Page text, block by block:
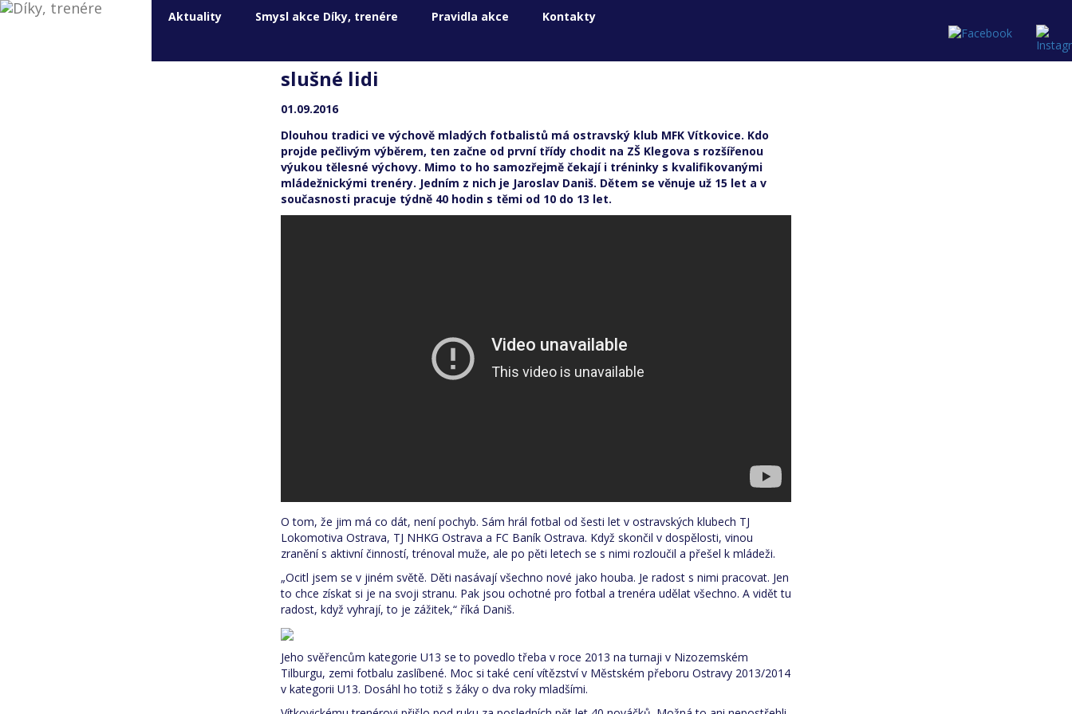
Aktuality Smysl akce Díky, trenére Pravidla akce Kontakty
Zkušený trenér fotbalu chce vychovávat z dětí
slušné lidi
01.09.2016
Dlouhou tradici ve výchově mladých fotbalistů má ostravský klub MFK Vítkovice. Kdo
projde pečlivým výběrem, ten začne od první třídy chodit na ZŠ Klegova s rozšířenou
výukou tělesné výchovy. Mimo to ho samozřejmě čekají i tréninky s kvalifikovanými
mládežnickými trenéry. Jedním z nich je Jaroslav Daniš. Dětem se věnuje už 15 let a v
současnosti pracuje týdně 40 hodin s těmi od 10 do 13 let.
O tom, že jim má co dát, není pochyb. Sám hrál fotbal od šesti let v ostravských klubech TJ
Lokomotiva Ostrava, TJ NHKG Ostrava a FC Baník Ostrava. Když skončil v dospělosti, vinou
zranění s aktivní činností, trénoval muže, ale po pěti letech se s nimi rozloučil a přešel k mládeži.
„Ocitl jsem se v jiném světě. Děti nasávají všechno nové jako houba. Je radost s nimi pracovat. Jen
to chce získat si je na svoji stranu. Pak jsou ochotné pro fotbal a trenéra udělat všechno. A vidět tu
radost, když vyhrají, to je zážitek,“ říká Daniš.
Jeho svěřencům kategorie U13 se to povedlo třeba v roce 2013 na turnaji v Nizozemském
Tilburgu, zemi fotbalu zaslíbené. Moc si také cení vítězství v Městském přeboru Ostravy 2013/2014
v kategorii U13. Dosáhl ho totiž s žáky o dva roky mladšími.